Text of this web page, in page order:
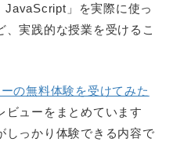
JavaScript」を実際に使っ
実践的な授業を受けるこ
の無料体験を受けてみた
ビューをまとめています
しっかり体験できる内容で